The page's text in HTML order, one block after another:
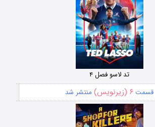
تد لاسو فصل ۴
قسمت ۶ (زیرنویس) منتشر شد